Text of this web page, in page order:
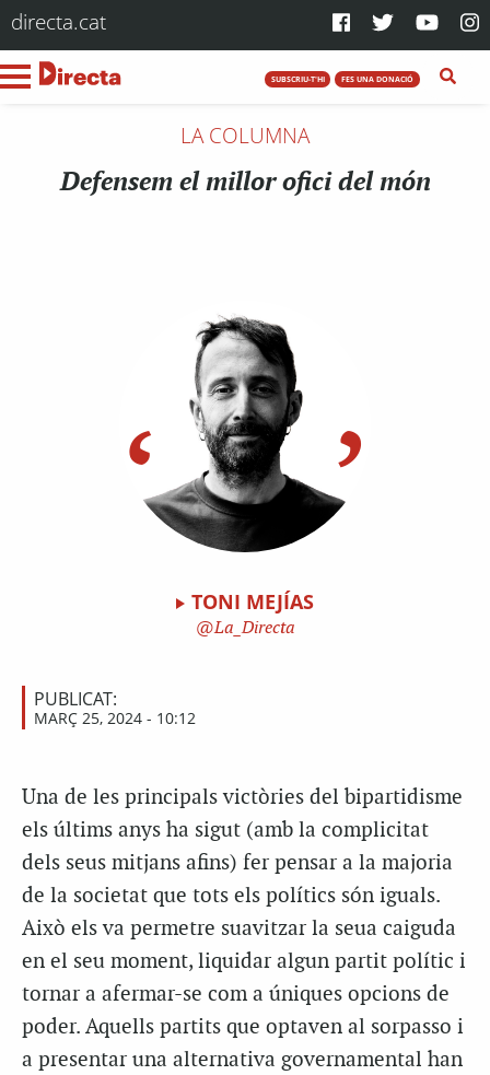
directa.cat
SUBSCRIU-T'HI FES UNA DONACIÓ
LA COLUMNA
Defensem el millor ofici del món
TONI MEJÍAS
La_Directa
PUBLICAT:
MARÇ 25, 2024 - 10:12
Una de les principals victòries del bipartidisme
els últims anys ha sigut (amb la complicitat
dels seus mitjans afins) fer pensar a la majoria
de la societat que tots els polítics són iguals.
Això els va permetre suavitzar la seua caiguda
en el seu moment, liquidar algun partit polític i
tornar a afermar-se com a úniques opcions de
poder. Aquells partits que optaven al sorpasso i
a presentar una alternativa governamental han